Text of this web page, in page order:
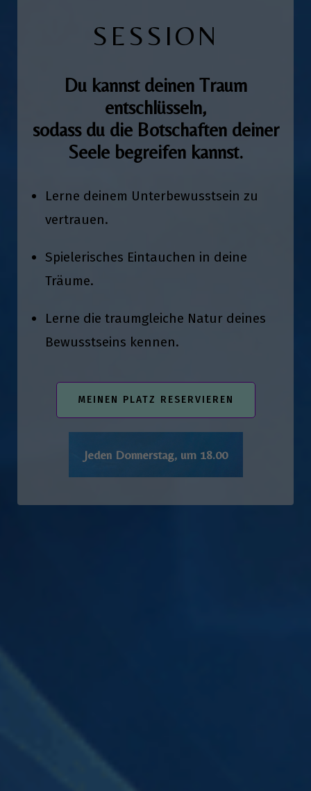
SESSION
Du kannst deinen Traum
entschlüsseln,
sodass du die Botschaften deiner
Seele begreifen kannst.
Lerne deinem Unterbewusstsein zu
vertrauen.
Spielerisches Eintauchen in deine
Träume.
Lerne die traumgleiche Natur deines
Bewusstseins kennen.
MEINEN PLATZ RESERVIEREN
Jeden Donnerstag, um 18.00